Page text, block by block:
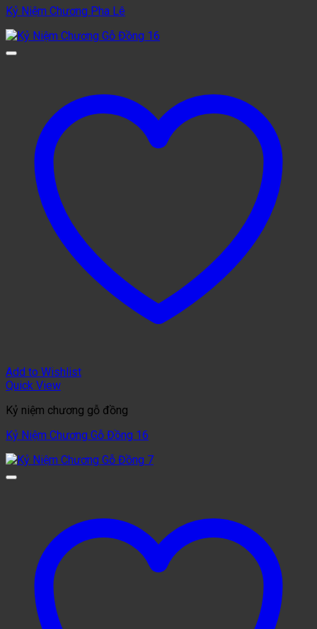
Kỷ Niệm Chương Pha Lê
Add to Wishlist
Quick View
Kỷ niệm chương gỗ đồng
Kỷ Niệm Chương Gỗ Đồng 16